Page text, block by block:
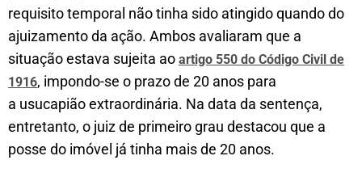
requisito temporal não tinha sido atingido quando do
ajuizamento da ação. Ambos avaliaram que a
situação estava sujeita ao artigo 550 do Código Civil de
1916, impondo-se o prazo de 20 anos para
a usucapião extraordinária. Na data da sentença,
entretanto, o juiz de primeiro grau destacou que a
posse do imóvel já tinha mais de 20 anos.